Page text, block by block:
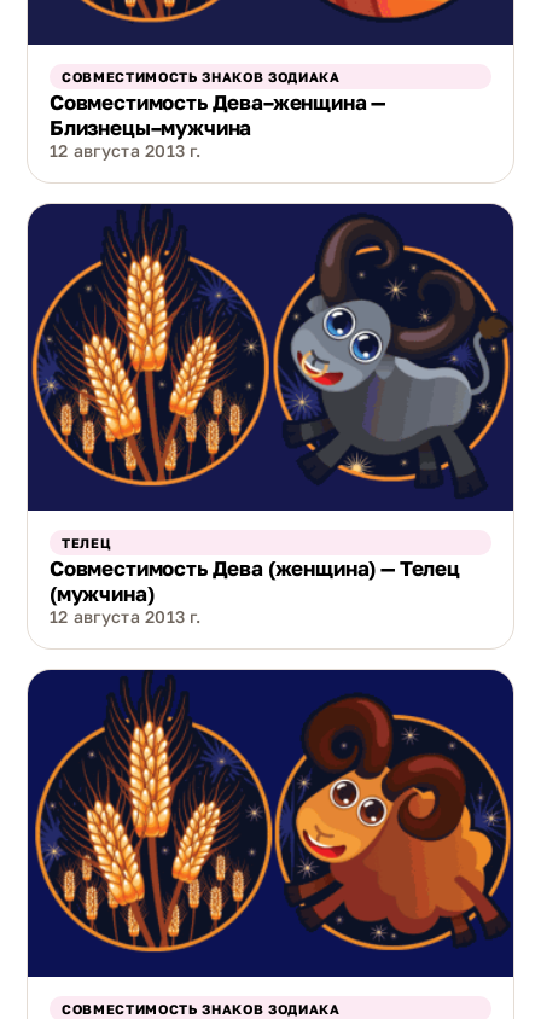
СОВМЕСТИМОСТЬ ЗНАКОВ ЗОДИАКА
Совместимость Дева–женщина —
Близнецы–мужчина
12 августа 2013 г.
ТЕЛЕЦ
Совместимость Дева (женщина) — Телец
(мужчина)
12 августа 2013 г.
СОВМЕСТИМОСТЬ ЗНАКОВ ЗОДИАКА